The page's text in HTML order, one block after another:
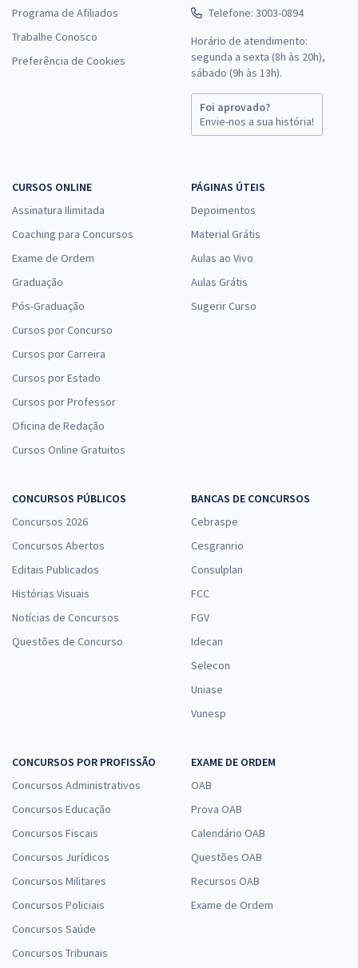
Programa de Afiliados
Trabalhe Conosco
Preferência de Cookies
Telefone: 3003-0894
Horário de atendimento:
segunda a sexta (8h às 20h),
sábado (9h às 13h).
Foi aprovado?
Envie-nos a sua história!
CURSOS ONLINE
Assinatura Ilimitada
Coaching para Concursos
Exame de Ordem
Graduação
Pós-Graduação
Cursos por Concurso
Cursos por Carreira
Cursos por Estado
Cursos por Professor
Oficina de Redação
Cursos Online Gratuitos
PÁGINAS ÚTEIS
Depoimentos
Material Grátis
Aulas ao Vivo
Aulas Grátis
Sugerir Curso
CONCURSOS PÚBLICOS
Concursos 2026
Concursos Abertos
Editais Publicados
Histórias Visuais
Notícias de Concursos
Questões de Concurso
BANCAS DE CONCURSOS
Cebraspe
Cesgranrio
Consulplan
FCC
FGV
Idecan
Selecon
Uniase
Vunesp
CONCURSOS POR PROFISSÃO
Concursos Administrativos
Concursos Educação
Concursos Fiscais
Concursos Jurídicos
Concursos Militares
Concursos Policiais
Concursos Saúde
Concursos Tribunais
EXAME DE ORDEM
OAB
Prova OAB
Calendário OAB
Questões OAB
Recursos OAB
Exame de Ordem